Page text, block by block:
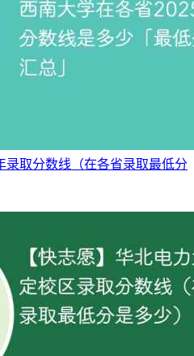
录取分数线（在各省录取最低分